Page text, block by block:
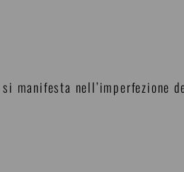
manifesta nell’imperfezione